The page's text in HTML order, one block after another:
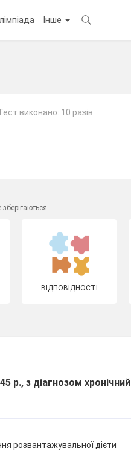
Інше
виконано: 10 разів
зберігаються
ВІДПОВІДНОСТІ
р., з діагнозом хронічний
розвантажувальної дієти